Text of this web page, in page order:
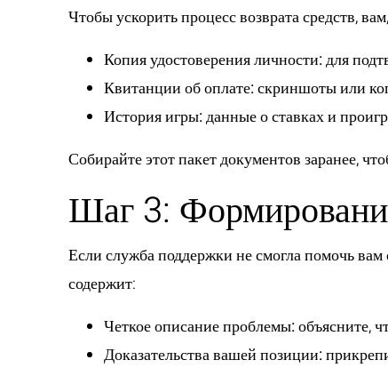
Чтобы ускорить процесс возврата средств,
Копия удостоверения личности:для
Квитанции об оплате:скриншоты или
История игры:данные о ставках и
Собирайте этот пакет документов заранее,
Шаг 3:
Если служба поддержки не смогла помочь
содержит:
Четкое описание проблемы:объясните,
Доказательства вашей позиции: